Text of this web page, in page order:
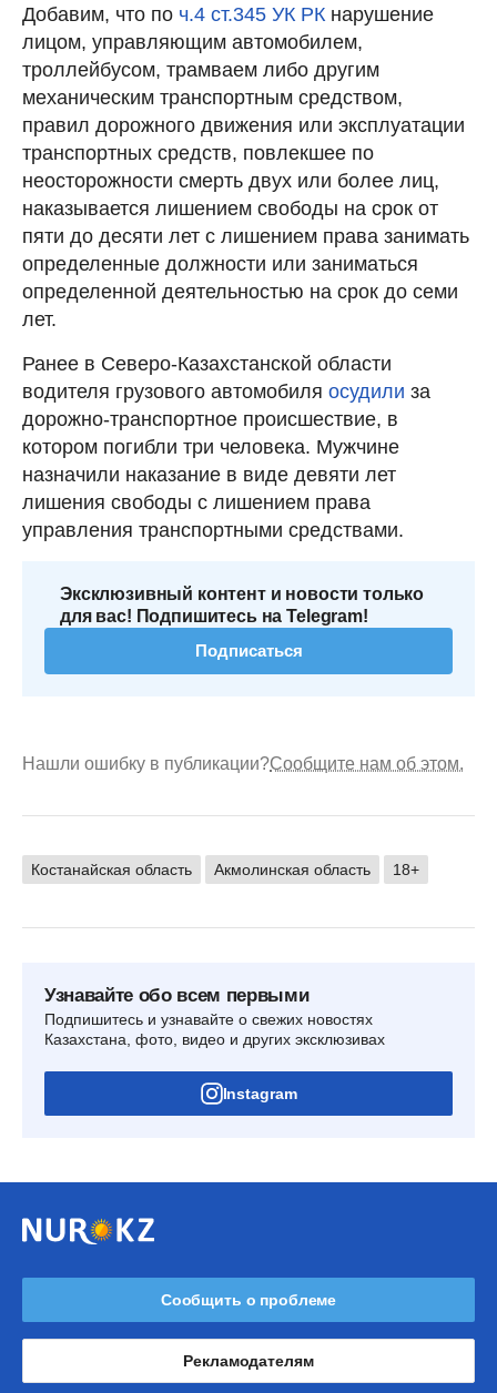
Добавим, что по ч.4 ст.345 УК РК нарушение
лицом, управляющим автомобилем,
троллейбусом, трамваем либо другим
механическим транспортным средством,
правил дорожного движения или эксплуатации
транспортных средств, повлекшее по
неосторожности смерть двух или более лиц,
наказывается лишением свободы на срок от
пяти до десяти лет с лишением права занимать
определенные должности или заниматься
определенной деятельностью на срок до семи
лет.
Ранее в Северо-Казахстанской области
водителя грузового автомобиля осудили за
дорожно-транспортное происшествие, в
котором погибли три человека. Мужчине
назначили наказание в виде девяти лет
лишения свободы с лишением права
управления транспортными средствами.
Эксклюзивный контент и новости только
для вас! Подпишитесь на Telegram!
Подписаться
Нашли ошибку в публикации?Сообщите нам об этом.
Костанайская область Акмолинская область 18+
Узнавайте обо всем первыми
Подпишитесь и узнавайте о свежих новостях
Казахстана, фото, видео и других эксклюзивах
Instagram
Сообщить о проблеме
Рекламодателям